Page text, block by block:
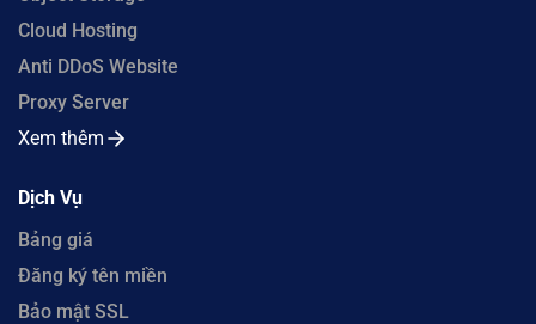
Cloud Hosting
Anti DDoS Website
Proxy Server
Xem thêm
Dịch Vụ
Bảng giá
Đăng ký tên miền
Bảo mật SSL